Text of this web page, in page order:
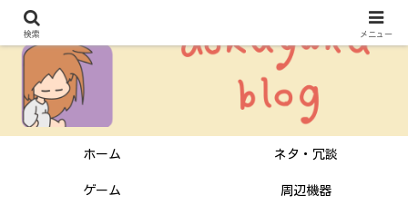
ホーム ネタ・冗談
ゲーム 周辺機器
検索 メニュー